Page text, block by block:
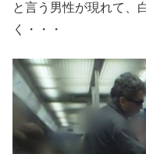
と言う男性が現れて、
く・・・